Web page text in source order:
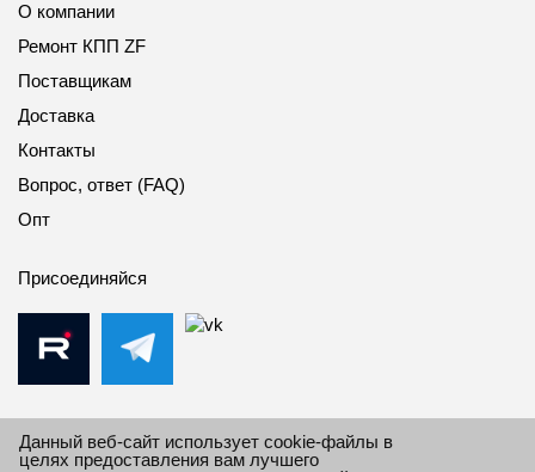
О компании
Ремонт КПП ZF
Поставщикам
Доставка
Контакты
Вопрос, ответ (FAQ)
Опт
Присоединяйся
Данный веб-сайт использует cookie-файлы в
целях предоставления вам лучшего